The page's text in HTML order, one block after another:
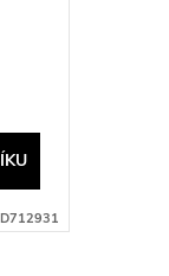
D712931